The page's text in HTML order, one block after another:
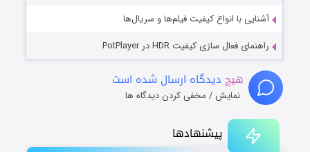
پیشنهادها
آشنایی با انواع کیفیت فیلم‌ها و سریال‌ها
راهنمای فعال سازی کیفیت HDR در PotPlayer
هیچ دیدگاه ارسال شده است
نمایش / مخفی کردن دیدگاه ها